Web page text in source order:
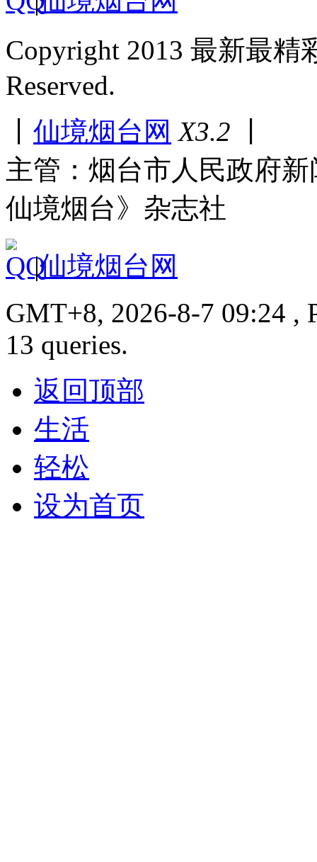
Copyright 2013 最新最
Reserved.
仙境烟台网 X3.2
主管：烟台市人民政府
仙境烟台》杂志社
|仙境烟台网
GMT+8, 2026-8-7 09:24 ,
13 queries.
返回顶部
生活
轻松
设为首页